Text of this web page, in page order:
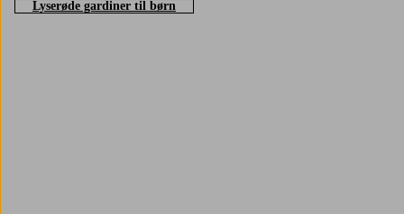
Lyserøde gardiner til børn